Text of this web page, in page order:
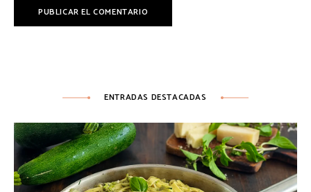
ENTRADAS DESTACADAS